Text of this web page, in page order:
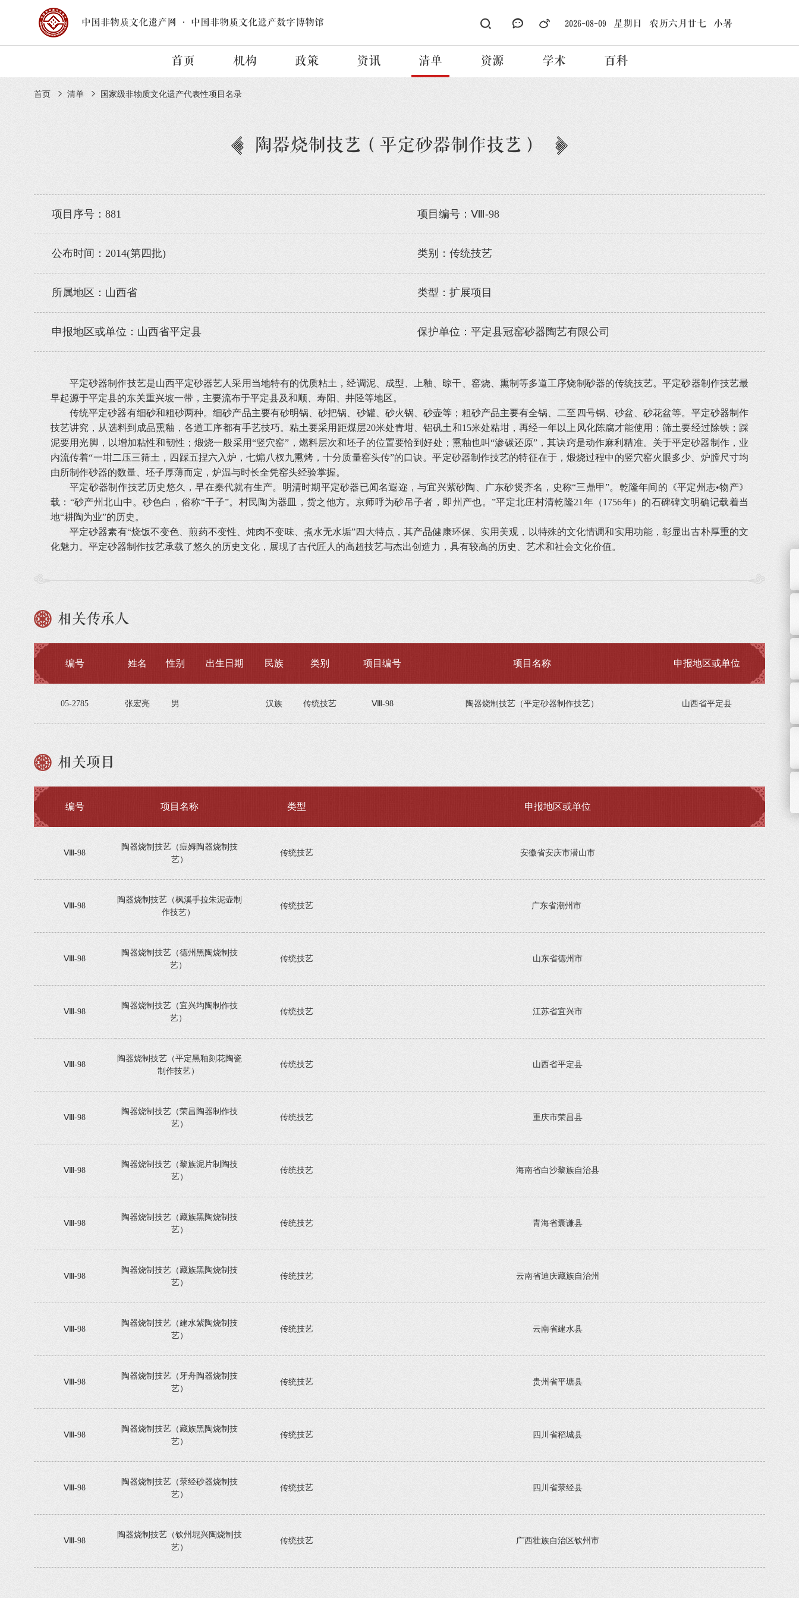
中国非物质文化遗产网 · 中国非物质文化遗产数字博物馆 2026-08-09 星期日 农历六月廿七 小暑
首页 机构 政策 资讯 清单 资源 学术 百科
首页 清单 国家级非物质文化遗产代表性项目名录
陶器烧制技艺（平定砂器制作技艺）
项目序号：881 项目编号：Ⅷ-98
公布时间：2014(第四批) 类别：传统技艺
所属地区：山西省 类型：扩展项目
申报地区或单位：山西省平定县 保护单位：平定县冠窑砂器陶艺有限公司
平定砂器制作技艺是山西平定砂器艺人采用当地特有的优质粘土，经调泥、成型、上釉、晾干、窑烧、熏制等多道工序烧制砂器的传统技艺。平定砂器制作技艺最
早起源于平定县的东关重兴坡一带，主要流布于平定县及和顺、寿阳、井陉等地区。
传统平定砂器有细砂和粗砂两种。细砂产品主要有砂明锅、砂把锅、砂罐、砂火锅、砂壶等；粗砂产品主要有全锅、二至四号锅、砂盆、砂花盆等。平定砂器制作
技艺讲究，从选料到成品熏釉，各道工序都有手艺技巧。粘土要采用距煤层20米处青坩、铝矾土和15米处粘坩，再经一年以上风化陈腐才能使用；筛土要经过除铁；踩
泥要用光脚，以增加粘性和韧性；煅烧一般采用“竖穴窑”，燃料层次和坯子的位置要恰到好处；熏釉也叫“渗碳还原”，其诀窍是动作麻利精准。关于平定砂器制作，业
内流传着“一坩二压三筛土，四踩五捏六入炉，七煽八杈九熏烤，十分质量窑头传”的口诀。平定砂器制作技艺的特征在于，煅烧过程中的竖穴窑火眼多少、炉膛尺寸均
由所制作砂器的数量、坯子厚薄而定，炉温与时长全凭窑头经验掌握。
平定砂器制作技艺历史悠久，早在秦代就有生产。明清时期平定砂器已闻名遐迩，与宜兴紫砂陶、广东砂煲齐名，史称“三鼎甲”。乾隆年间的《平定州志•物产》
载：“砂产州北山中。砂色白，俗称“干子”。村民陶为器皿，货之他方。京师呼为砂吊子者，即州产也。”平定北庄村清乾隆21年（1756年）的石碑碑文明确记载着当
地“耕陶为业”的历史。
平定砂器素有“烧饭不变色、煎药不变性、炖肉不变味、煮水无水垢”四大特点，其产品健康环保、实用美观，以特殊的文化情调和实用功能，彰显出古朴厚重的文
化魅力。平定砂器制作技艺承载了悠久的历史文化，展现了古代匠人的高超技艺与杰出创造力，具有较高的历史、艺术和社会文化价值。
相关传承人
编号 姓名 性别 出生日期 民族 类别 项目编号 项目名称 申报地区或单位
05-2785 张宏亮 男 汉族 传统技艺 Ⅷ-98 陶器烧制技艺（平定砂器制作技艺） 山西省平定县
相关项目
编号 项目名称 类型 申报地区或单位
Ⅷ-98
陶器烧制技艺（痘姆陶器烧制技
艺）
传统技艺 安徽省安庆市潜山市
Ⅷ-98
陶器烧制技艺（枫溪手拉朱泥壶制
作技艺）
传统技艺 广东省潮州市
Ⅷ-98
陶器烧制技艺（德州黑陶烧制技
艺）
传统技艺 山东省德州市
Ⅷ-98
陶器烧制技艺（宜兴均陶制作技
艺）
传统技艺 江苏省宜兴市
Ⅷ-98
陶器烧制技艺（平定黑釉刻花陶瓷
制作技艺）
传统技艺 山西省平定县
Ⅷ-98
陶器烧制技艺（荣昌陶器制作技
艺）
传统技艺 重庆市荣昌县
Ⅷ-98
陶器烧制技艺（黎族泥片制陶技
艺）
传统技艺 海南省白沙黎族自治县
Ⅷ-98
陶器烧制技艺（藏族黑陶烧制技
艺）
传统技艺 青海省囊谦县
Ⅷ-98
陶器烧制技艺（藏族黑陶烧制技
艺）
传统技艺 云南省迪庆藏族自治州
Ⅷ-98
陶器烧制技艺（建水紫陶烧制技
艺）
传统技艺 云南省建水县
Ⅷ-98
陶器烧制技艺（牙舟陶器烧制技
艺）
传统技艺 贵州省平塘县
Ⅷ-98
陶器烧制技艺（藏族黑陶烧制技
艺）
传统技艺 四川省稻城县
Ⅷ-98
陶器烧制技艺（荥经砂器烧制技
艺）
传统技艺 四川省荥经县
Ⅷ-98
陶器烧制技艺（钦州坭兴陶烧制技
艺）
传统技艺 广西壮族自治区钦州市